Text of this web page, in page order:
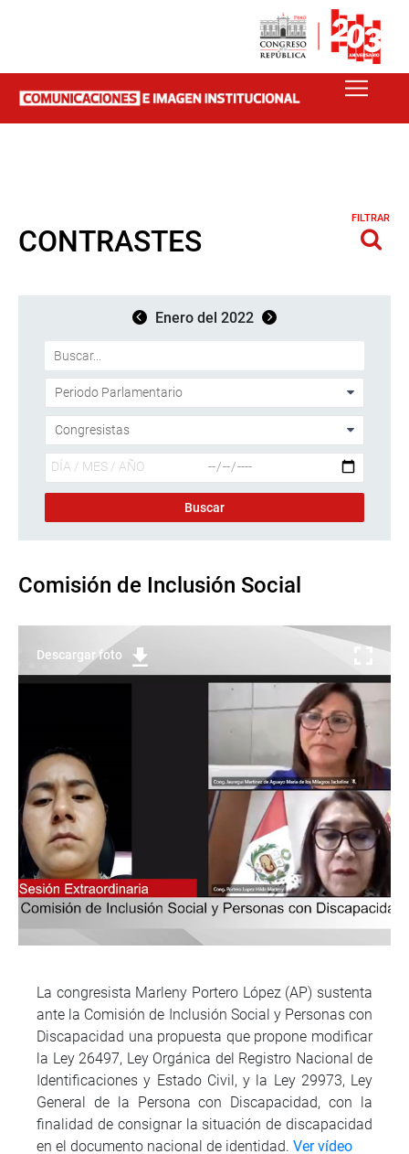
CONTRASTES
FILTRAR
Enero del 2022
Comisión de Inclusión Social
Descargar foto
La congresista Marleny Portero López (AP) sustenta
ante la Comisión de Inclusión Social y Personas con
Discapacidad una propuesta que propone modificar
la Ley 26497, Ley Orgánica del Registro Nacional de
Identificaciones y Estado Civil, y la Ley 29973, Ley
General de la Persona con Discapacidad, con la
finalidad de consignar la situación de discapacidad
en el documento nacional de identidad. Ver vídeo